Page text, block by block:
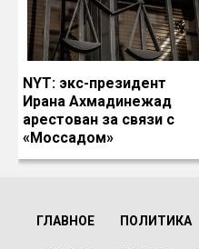
NYT: экс-президент
Ирана Ахмадинежад
арестован за связи с
«Моссадом»
ГЛАВНОЕ ПОЛИТИКА